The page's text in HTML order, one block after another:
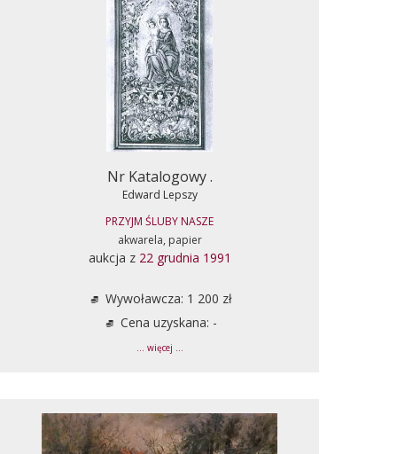
Nr Katalogowy .
Edward Lepszy
PRZYJM ŚLUBY NASZE
akwarela, papier
aukcja z 22 grudnia 1991
Wywoławcza: 1 200 zł
Cena uzyskana: -
... więcej ...